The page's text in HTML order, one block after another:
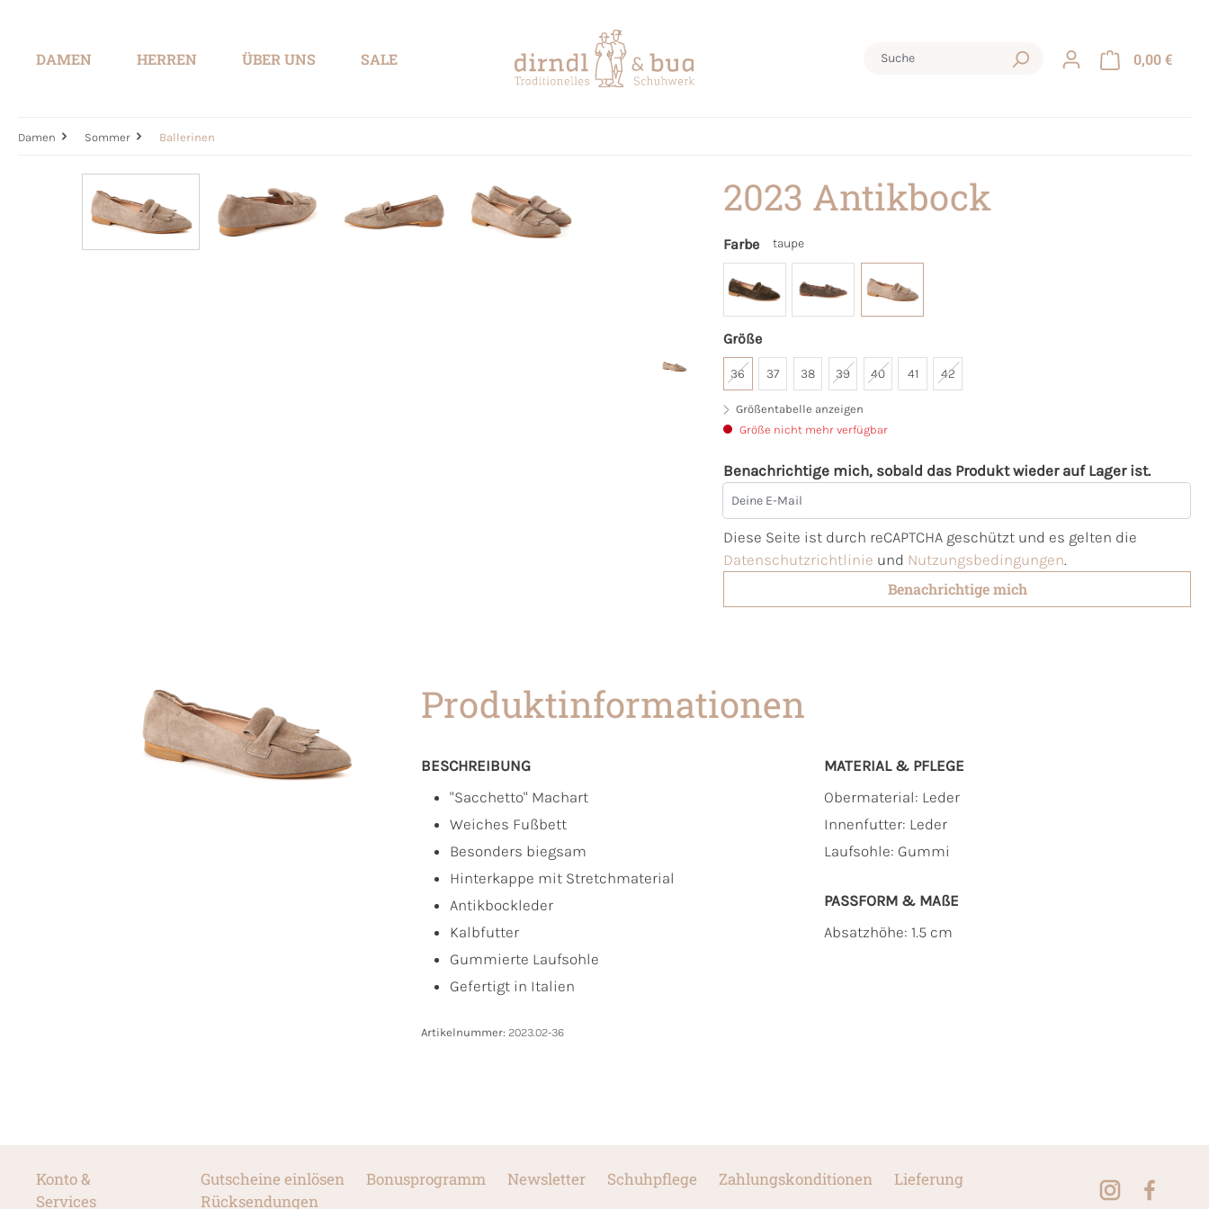
DAMEN HERREN ÜBER UNS SALE 0,00 €
Damen Sommer Ballerinen
2023 Antikbock
Farbe taupe
Größe
36 37 38 39 40 41 42
Größentabelle anzeigen
Größe nicht mehr verfügbar
Benachrichtige mich, sobald das Produkt wieder auf Lager ist.
Deine E-Mail
Diese Seite ist durch reCAPTCHA geschützt und es gelten die
Datenschutzrichtlinie und Nutzungsbedingungen.
Benachrichtige mich
Produktinformationen
BESCHREIBUNG
"Sacchetto" Machart
Weiches Fußbett
Besonders biegsam
Hinterkappe mit Stretchmaterial
Antikbockleder
Kalbfutter
Gummierte Laufsohle
Gefertigt in Italien
MATERIAL & PFLEGE
Obermaterial: Leder
Innenfutter: Leder
Laufsohle: Gummi
PASSFORM & MAẞE
Absatzhöhe: 1.5 cm
Artikelnummer: 2023.02-36
Konto &
Services
Gutscheine einlösen Bonusprogramm Newsletter Schuhpflege Zahlungskonditionen
Lieferung
Rücksendungen